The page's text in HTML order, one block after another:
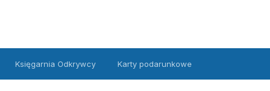
Księgarnia Odkrywcy Karty podarunkowe